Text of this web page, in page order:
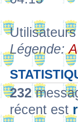
Légende:
232
récent est